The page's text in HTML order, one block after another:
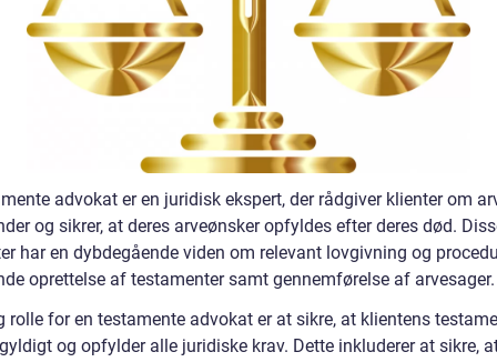
advokat er en juridisk ekspert, der rådgiver klienter om
og sikrer, at deres arveønsker opfyldes efter deres død.
har en dybdegående viden om relevant lovgivning og
oprettelse af testamenter samt gennemførelse af arvesager.
rolle for en testamente advokat er at sikre, at klientens
og opfylder alle juridiske krav. Dette inkluderer at sikre,